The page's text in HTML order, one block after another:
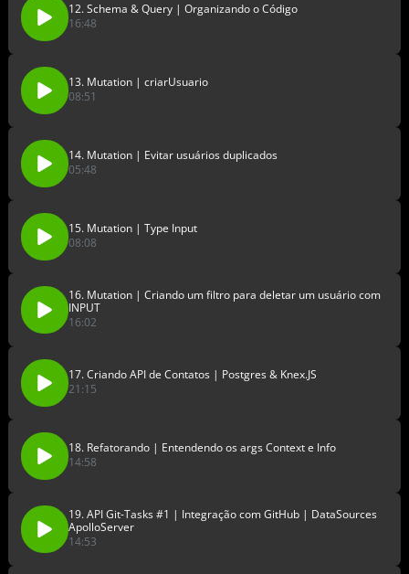
12. Schema & Query | Organizando o Código
16:48
13. Mutation | criarUsuario
08:51
14. Mutation | Evitar usuários duplicados
05:48
15. Mutation | Type Input
08:08
16. Mutation | Criando um filtro para deletar um usuário com
INPUT
16:02
17. Criando API de Contatos | Postgres & Knex.JS
21:15
18. Refatorando | Entendendo os args Context e Info
14:58
19. API Git-Tasks #1 | Integração com GitHub | DataSources
ApolloServer
14:53